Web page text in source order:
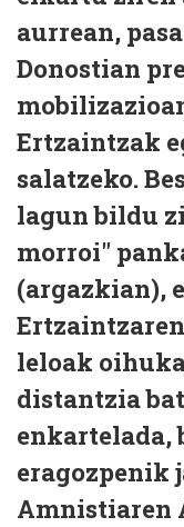
aurrean,
Donostian
Ertzaintzak
salatzeko.
lagun bildu
morroi"
(argazkian),
leloak
distantzia
enkartelada,
eragozpenik
Amnistiaren